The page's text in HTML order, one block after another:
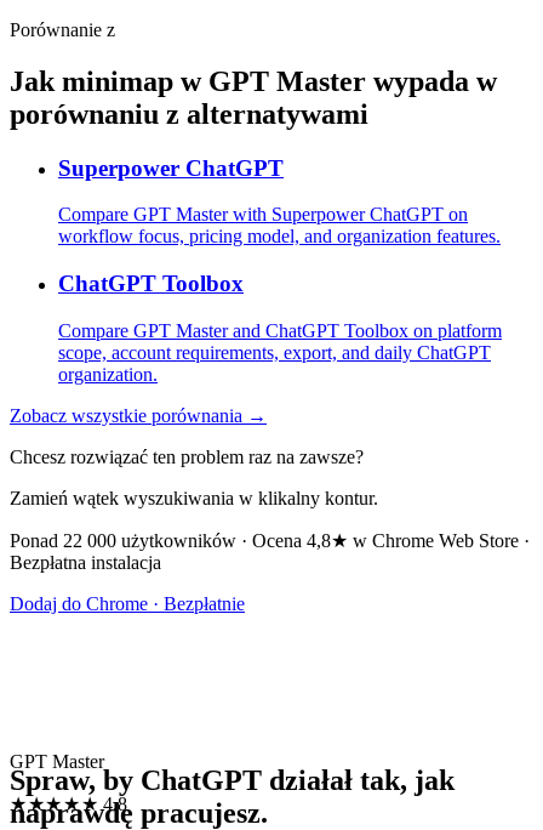
Porównanie z
Jak minimap w GPT Master wypada w
porównaniu z alternatywami
Superpower ChatGPT
Compare GPT Master with Superpower ChatGPT on
workflow focus, pricing model, and organization features.
ChatGPT Toolbox
Compare GPT Master and ChatGPT Toolbox on platform
scope, account requirements, export, and daily ChatGPT
organization.
Zobacz wszystkie porównania →
Chcesz rozwiązać ten problem raz na zawsze?
Zamień wątek wyszukiwania w klikalny kontur.
Ponad 22 000 użytkowników · Ocena 4,8★ w Chrome Web Store ·
Bezpłatna instalacja
Dodaj do Chrome · Bezpłatnie
GPT Master
★★★★★ 4.8
Spraw, by ChatGPT działał tak, jak
naprawdę pracujesz.